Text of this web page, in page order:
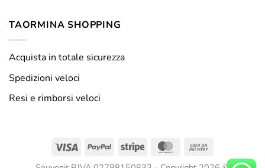
TAORMINA SHOPPING
Acquista in totale sicurezza
Spedizioni veloci
Resi e rimborsi veloci
Visa PayPal Stripe MasterCard